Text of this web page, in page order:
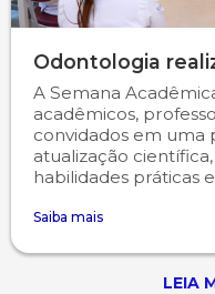
Odontologia
A Semana
acadêmicos,
convidados em uma
atualização
habilidades práticas e
Saiba mais
LEIA